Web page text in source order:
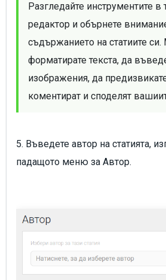
Разгледайте инструментите в
редактор и обърнете
съдържанието на статиите
форматирате текста, да
изображения, да
коментират и споделят
5. Въведете автор на статията,
падащото меню за Автор.